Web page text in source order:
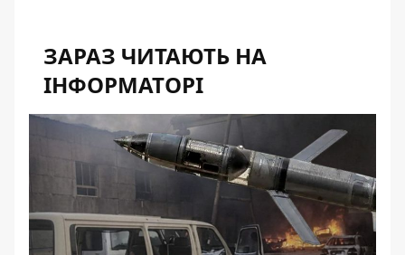
ЗАРАЗ ЧИТАЮТЬ НА
ІНФОРМАТОРІ